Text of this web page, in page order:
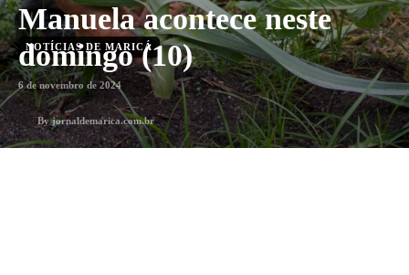
Manuela acontece neste
domingo (10)
NOTÍCIAS DE MARICÁ
6 de novembro de 2024
By jornaldemarica.com.br